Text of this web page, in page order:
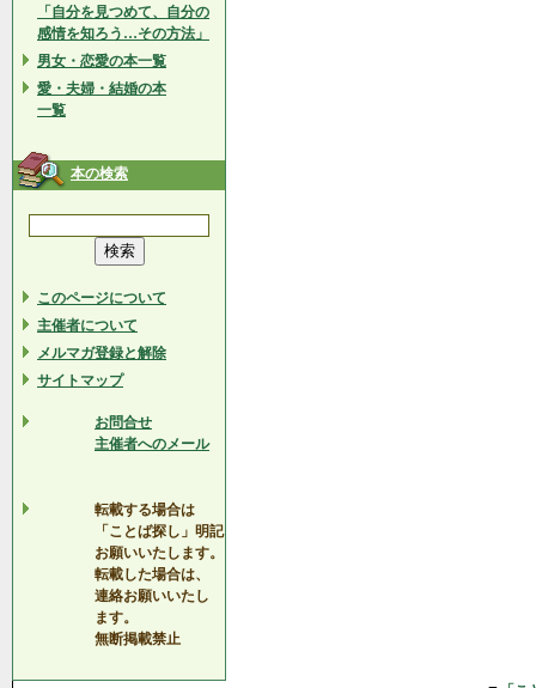
「自分を見つめて、自分の
感情を知ろう…その方法」
男女・恋愛の本一覧
愛・夫婦・結婚の本
一覧
本の検索
このページについて
主催者について
メルマガ登録と解除
サイトマップ
お問合せ
主催者へのメール
転載する場合は
「ことば探し」明記
お願いいたします。
転載した場合は、
連絡お願いいたし
ます。
無断掲載禁止